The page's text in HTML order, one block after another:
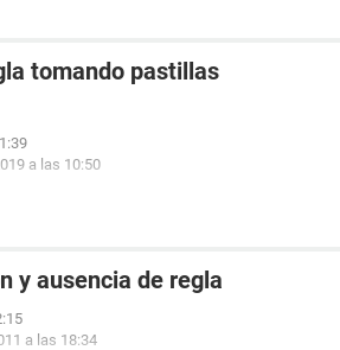
tomando pastillas
a las 10:50
y ausencia de regla
a las 18:34